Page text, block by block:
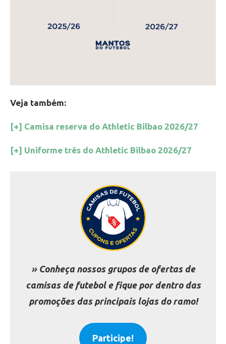
Veja também:
[+] Camisa reserva do Athletic Bilbao 2026/27
[+] Uniforme três do Athletic Bilbao 2026/27
» Conheça nossos grupos de ofertas de
camisas de futebol e fique por dentro das
promoções das principais lojas do ramo!
Participe!